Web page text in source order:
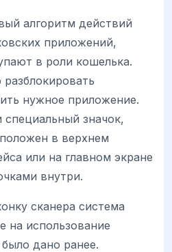
алгоритм действий
приложений,
в роли кошелька.
нужное приложение.
специальный значок,
в верхнем
или на главном экране
внутри.
сканера система
на использование
дано ранее.